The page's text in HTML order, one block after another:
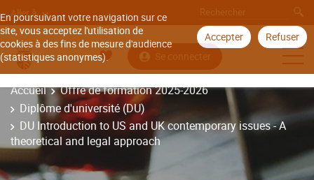
En poursuivant votre navigation sur ce
site, vous acceptez l'utilisation de
cookies à des fins de mesure d'audience
(statistiques anonymes).
Accepter Refuser
Aller à
Se connecter
Accueil
Offre de formation 2025-2026
Diplôme d'université (DU)
DU Introduction to US and UK contemporary issues - A
theoretical and legal approach